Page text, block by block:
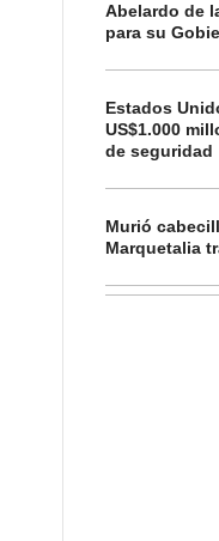
Abelardo de
para su
Estados
US$1.000
de seguridad
Murió
Marquetalia